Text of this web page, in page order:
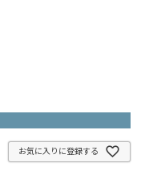
お気に入りに登録する